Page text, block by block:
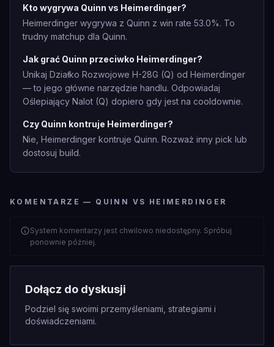
Kto wygrywa Quinn vs Heimerdinger?
Heimerdinger wygrywa z Quinn z win rate 53.0%. To
trudny matchup dla Quinn.
Jak grać Quinn przeciwko Heimerdinger?
Unikaj Działko Rozwojowe H-28G (Q) od Heimerdinger
— to jego główne narzędzie handlu. Odpowiadaj
Oślepiający Nalot (Q) dopiero gdy jest na cooldownie.
Czy Quinn kontruje Heimerdinger?
Nie, Heimerdinger kontruje Quinn. Rozważ inny pick lub
dostosuj build.
KOMENTARZE — QUINN VS HEIMERDINGER
System komentarzy jest chwilowo niedostępny. Spróbuj
ponownie później.
Dołącz do dyskusji
Podziel się swoimi przemyśleniami, strategiami i
doświadczeniami.